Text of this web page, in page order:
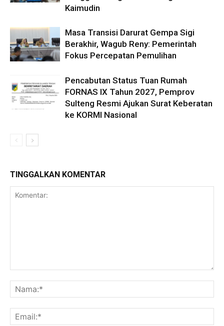
Kaimudin
Masa Transisi Darurat Gempa Sigi
Berakhir, Wagub Reny: Pemerintah
Fokus Percepatan Pemulihan
Pencabutan Status Tuan Rumah
FORNAS IX Tahun 2027, Pemprov
Sulteng Resmi Ajukan Surat Keberatan
ke KORMI Nasional
TINGGALKAN KOMENTAR